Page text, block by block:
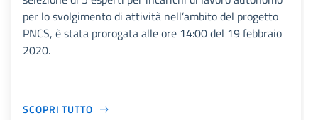
per lo svolgimento di attività nell’ambito del progetto
PNCS, è stata prorogata alle ore 14:00 del 19 febbraio
2020.
SCOPRI TUTTO